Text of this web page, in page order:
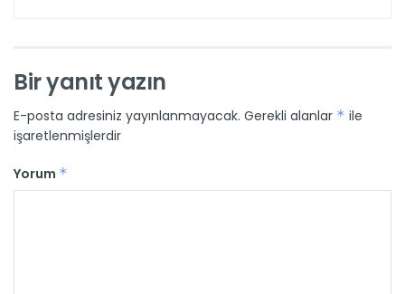
Bir yanıt yazın
E-posta adresiniz yayınlanmayacak. Gerekli alanlar * ile
işaretlenmişlerdir
Yorum *